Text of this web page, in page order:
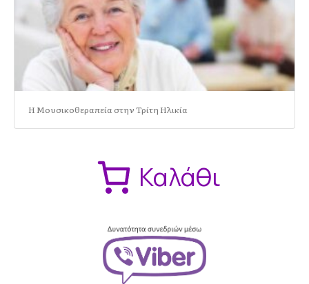
Η Μουσικοθεραπεία στην Τρίτη Ηλικία
Καλάθι